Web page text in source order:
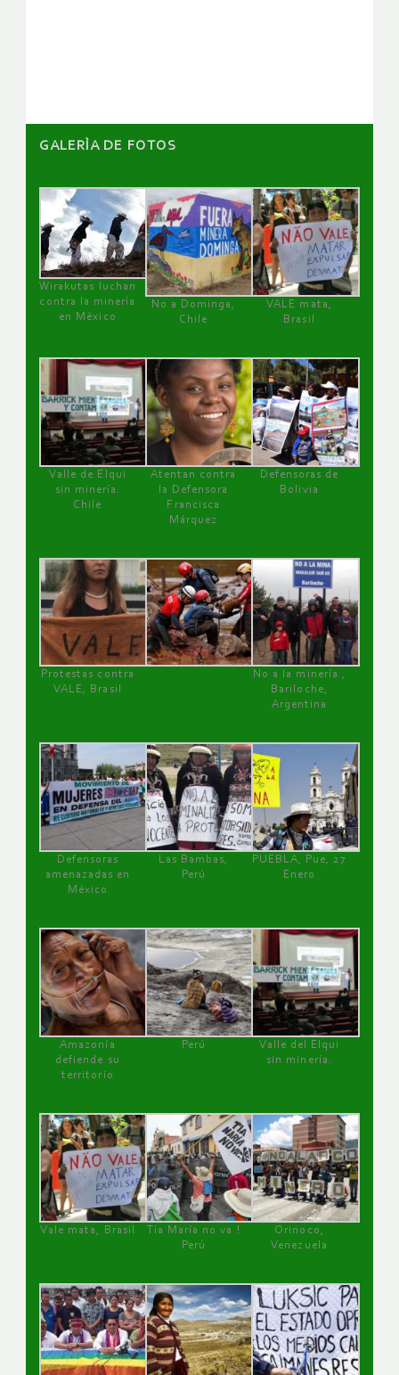
GALERÌA DE FOTOS
Wirakutas luchan
contra la minería
en México
No a Dominga,
Chile
VALE mata,
Brasil
Valle de Elqui
sin minería.
Chile
Atentan contra
la Defensora
Francisca
Márquez
Defensoras de
Bolivia
Protestas contra
VALE, Brasil
No a la minería ,
Bariloche,
Argentina
Defensoras
amenazadas en
México
Las Bambas,
Perú
PUEBLA, Pue, 27
Enero
Amazonía
defiende su
territorio
Perú
Valle del Elqui
sin minería.
Vale mata, Brasil
Tía María no va !
Perú
Orinoco,
Venezuela